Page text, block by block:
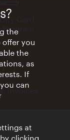
Card
Invoices
the
offer you
the
as
If
can
at
clicking